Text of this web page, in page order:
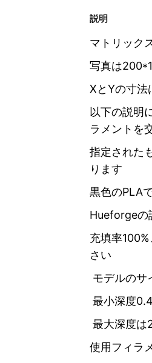
説明
マトリック
写真は
XとYの寸法
以下の説明
ラメントを
指定された
ります
黒色のPLA
Hueforgeの
充填率
さい
モデルのサ
最小深度
最大深度は
使用フィラ